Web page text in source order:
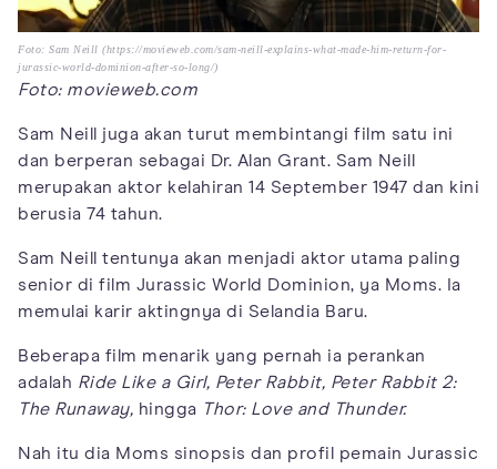
Foto: Sam Neill (https://movieweb.com/sam-neill-explains-what-made-him-return-for-
jurassic-world-dominion-after-so-long/)
Foto: movieweb.com
Sam Neill juga akan turut membintangi film satu ini
dan berperan sebagai Dr. Alan Grant. Sam Neill
merupakan aktor kelahiran 14 September 1947 dan kini
berusia 74 tahun.
Sam Neill tentunya akan menjadi aktor utama paling
senior di film Jurassic World Dominion, ya Moms. Ia
memulai karir aktingnya di Selandia Baru.
Beberapa film menarik yang pernah ia perankan
adalah Ride Like a Girl, Peter Rabbit, Peter Rabbit 2:
The Runaway, hingga Thor: Love and Thunder.
Nah itu dia Moms sinopsis dan profil pemain Jurassic